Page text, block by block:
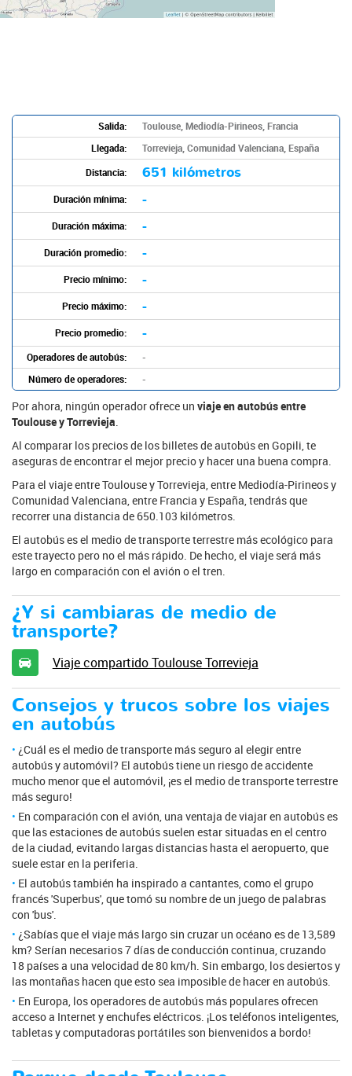
Salida:
Toulouse, Mediodía-Pirineos, Francia
Llegada:
Torrevieja, Comunidad Valenciana, España
Distancia:
651 kilómetros
Duración mínima: -
Duración máxima: -
Duración promedio: -
Precio mínimo: -
Precio máximo: -
Precio promedio: -
Operadores de autobús:
-
Número de operadores:
-
Por ahora, ningún operador ofrece un viaje en autobús entre
Toulouse y Torrevieja
Al comparar los precios de los billetes de autobús en Gopili, te
aseguras de encontrar el mejor precio y hacer una buena compra.
Para el viaje entre Toulouse y Torrevieja, entre Mediodía-Pirineos y
Comunidad Valenciana, entre Francia y España, tendrás que
recorrer una distancia de 650.103 kilómetros.
El autobús es el medio de transporte terrestre más ecológico para
este trayecto pero no el más rápido. De hecho, el viaje será más
largo en comparación con el avión o el tren.
¿Y si cambiaras de medio de
transporte?
Viaje compartido Toulouse Torrevieja
Consejos y trucos sobre los viajes
en autobús
¿Cuál es el medio de transporte más seguro al elegir entre
autobús y automóvil? El autobús tiene un riesgo de accidente
mucho menor que el automóvil, ¡es el medio de transporte terrestre
más seguro!
En comparación con el avión, una ventaja de viajar en autobús es
que las estaciones de autobús suelen estar situadas en el centro
de la ciudad, evitando largas distancias hasta el aeropuerto, que
suele estar en la periferia.
El autobús también ha inspirado a cantantes, como el grupo
francés 'Superbus', que tomó su nombre de un juego de palabras
con 'bus'.
¿Sabías que el viaje más largo sin cruzar un océano es de 13,589
km? Serían necesarios 7 días de conducción continua, cruzando
18 países a una velocidad de 80 km/h. Sin embargo, los desiertos y
las montañas hacen que esto sea imposible de hacer en autobús.
En Europa, los operadores de autobús más populares ofrecen
acceso a Internet y enchufes eléctricos. ¡Los teléfonos inteligentes,
tabletas y computadoras portátiles son bienvenidos a bordo!